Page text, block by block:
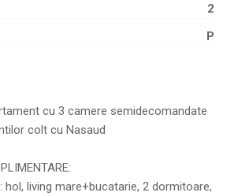
2
P
cu 3 camere semidecomandate
colt cu Nasaud
living mare+bucatarie, 2 dormitoare,